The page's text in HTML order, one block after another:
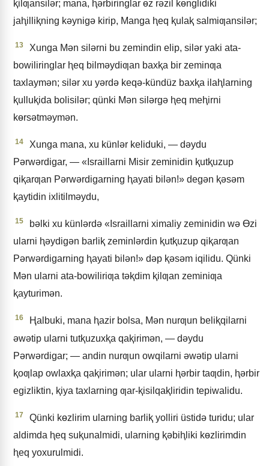
ⱪilƣansilǝr; mana, ⱨǝrbiringlar ɵz rǝzil kɵnglidiki
jaⱨilliⱪning kǝynigǝ kirip, Manga ⱨeq ⱪulaⱪ salmiƣansilǝr;
13
Xunga Mǝn silǝrni bu zemindin elip, silǝr yaki ata-
bowiliringlar ⱨeq bilmǝydiƣan baxⱪa bir zeminƣa
taxlaymǝn; silǝr xu yǝrdǝ keqǝ-kündüz baxⱪa ilaⱨlarning
ⱪulluⱪida bolisilǝr; qünki Mǝn silǝrgǝ ⱨeq meⱨirni
kɵrsǝtmǝymǝn.
14
Xunga mana, xu künlǝr keliduki, — dǝydu
Pǝrwǝrdigar, — «Israillarni Misir zeminidin ⱪutⱪuzup
qiⱪarƣan Pǝrwǝrdigarning ⱨayati bilǝn!» degǝn ⱪǝsǝm
ⱪaytidin ixlitilmǝydu,
15
bǝlki xu künlǝrdǝ «Israillarni ximaliy zeminidin wǝ Ɵzi
ularni ⱨǝydigǝn barliⱪ zeminlǝrdin ⱪutⱪuzup qiⱪarƣan
Pǝrwǝrdigarning ⱨayati bilǝn!» dǝp ⱪǝsǝm iqilidu. Qünki
Mǝn ularni ata-bowiliriƣa tǝⱪdim ⱪilƣan zeminiƣa
ⱪayturimǝn.
16
Ⱨalbuki, mana ⱨazir bolsa, Mǝn nurƣun beliⱪqilarni
ǝwǝtip ularni tutⱪuzuxⱪa qaⱪirimǝn, — dǝydu
Pǝrwǝrdigar; — andin nurƣun owqilarni ǝwǝtip ularni
ⱪoƣlap owlaxⱪa qaⱪirimǝn; ular ularni ⱨǝrbir taƣdin, ⱨǝrbir
egizliktin, ⱪiya taxlarning ƣar-ⱪisilqaⱪliridin tepiwalidu.
17
Qünki kɵzlirim ularning barliⱪ yolliri üstidǝ turidu; ular
aldimda ⱨeq suⱪunalmidi, ularning ⱪǝbiⱨliki kɵzlirimdin
ⱨeq yoxurulmidi.